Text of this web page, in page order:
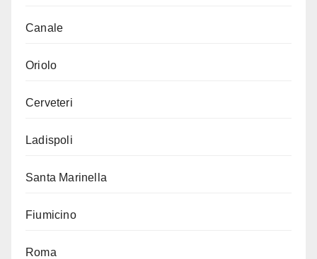
Canale
Oriolo
Cerveteri
Ladispoli
Santa Marinella
Fiumicino
Roma